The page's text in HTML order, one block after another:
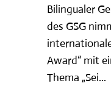
Bilingualer
des GSG
Award“ mit
Thema „Sei...